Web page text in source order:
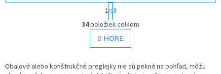
O
v
l
á
a
S
t
r
á
n
k
v
1 3
34položiek celkom
HORE
Obalové alebo konštrukčné preglejky nie sú pekné na pohľad, môžu